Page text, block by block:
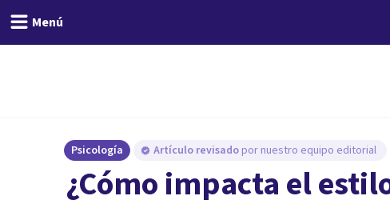
Menú
Psicología Artículo revisado por nuestro equipo editorial
¿Cómo impacta el